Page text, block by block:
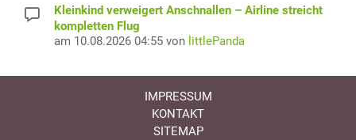
Kleinkind verweigert Anschnallen – Airline streicht
kompletten Flug
am 10.08.2026 04:55 von littlePanda
IMPRESSUM
KONTAKT
SITEMAP